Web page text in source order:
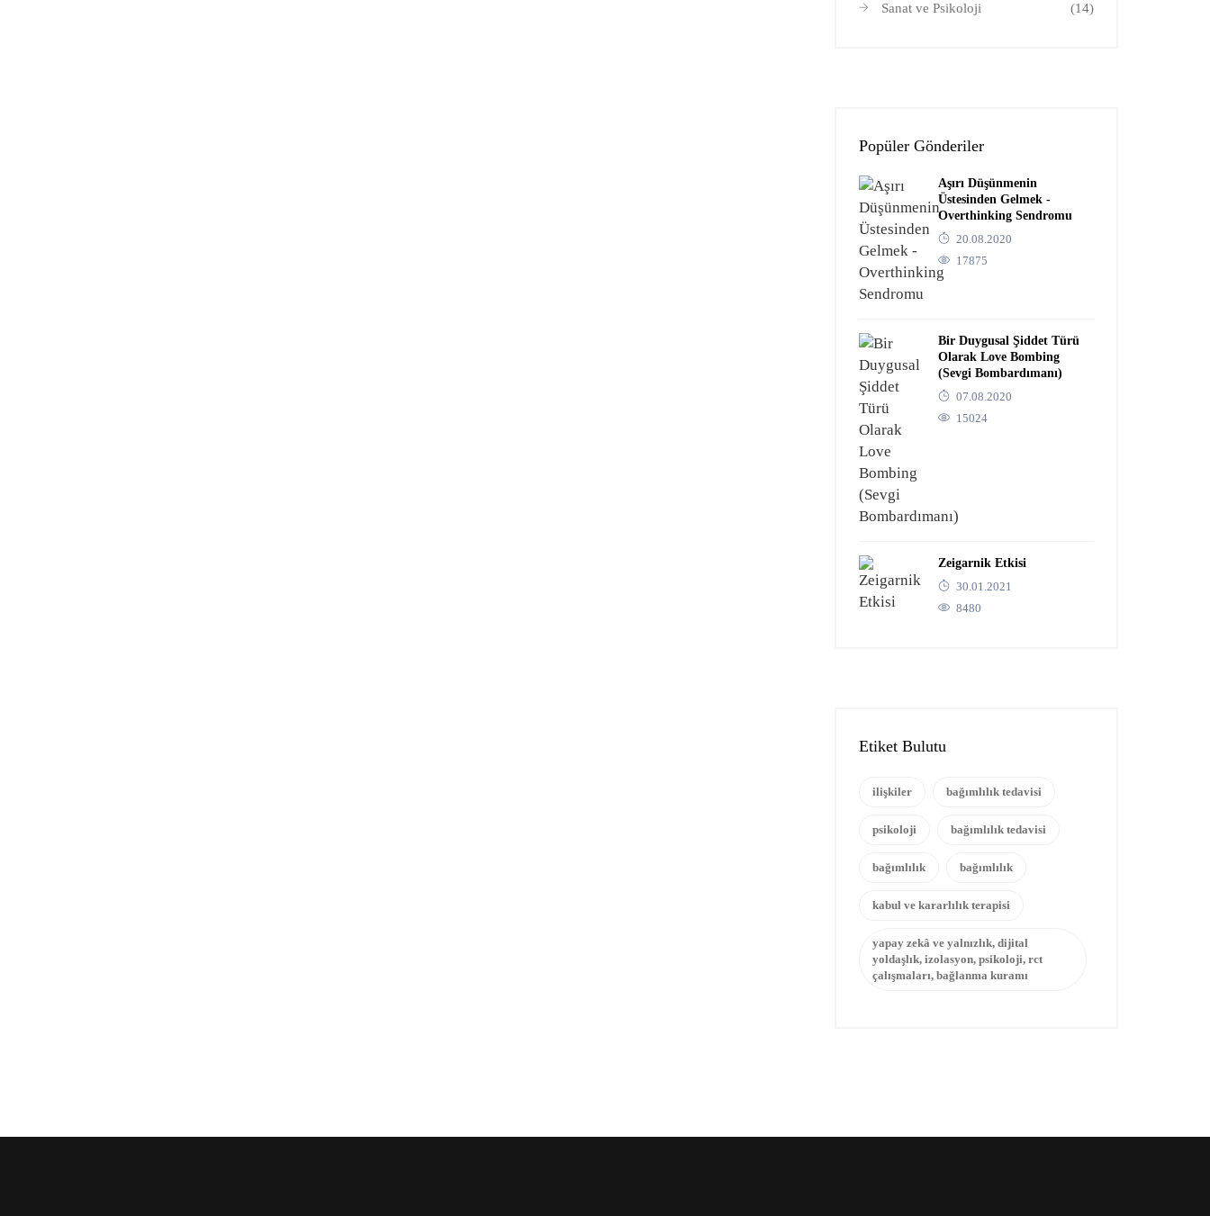
Sanat ve Psikoloji (14)
Popüler Gönderiler
Aşırı Düşünmenin
Üstesinden Gelmek -
Overthinking Sendromu
20.08.2020
17875
Bir Duygusal Şiddet Türü
Olarak Love Bombing
(Sevgi Bombardımanı)
07.08.2020
15024
Zeigarnik Etkisi
30.01.2021
8480
Etiket Bulutu
ilişkiler bağımlılık tedavisi
psikoloji bağımlılık tedavisi
bağımlılık bağımlılık
kabul ve kararlılık terapisi
yapay zekâ ve yalnızlık, dijital
yoldaşlık, izolasyon, psikoloji, rct
çalışmaları, bağlanma kuramı